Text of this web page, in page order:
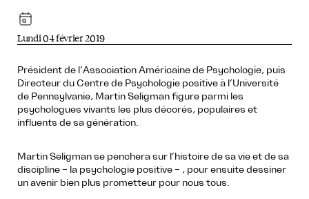
Président de l’Association Américaine de Psychologie, puis
Directeur du Centre de Psychologie positive à l’Université
de Pennsylvanie, Martin Seligman figure parmi les
psychologues vivants les plus décorés, populaires et
influents de sa génération.
Martin Seligman se penchera sur l’histoire de sa vie et de sa
discipline – la psychologie positive – , pour ensuite dessiner
un avenir bien plus prometteur pour nous tous.
Lundi 04 février 2019